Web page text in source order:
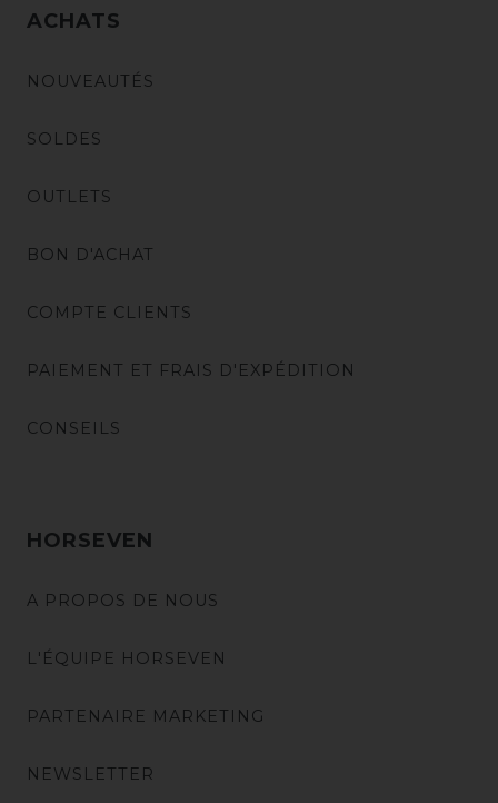
ACHATS
NOUVEAUTÉS
SOLDES
OUTLETS
BON D'ACHAT
COMPTE CLIENTS
PAIEMENT ET FRAIS D'EXPÉDITION
CONSEILS
HORSEVEN
A PROPOS DE NOUS
L'ÉQUIPE HORSEVEN
PARTENAIRE MARKETING
NEWSLETTER